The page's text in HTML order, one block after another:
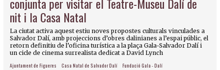
conjunta per visitar el Teatre-Museu Dalí de
nit i la Casa Natal
La ciutat activa aquest estiu noves propostes culturals vinculades a
Salvador Dalí, amb projeccions d’obres dalinianes a l’espai públic, el
retorn definitiu de l’oficina turística a la plaça Gala-Salvador Dalí i
un cicle de cinema surrealista dedicat a David Lynch
Ajuntament de Figueres Casa Natal de Salvador Dalí Fundació Gala - Dalí